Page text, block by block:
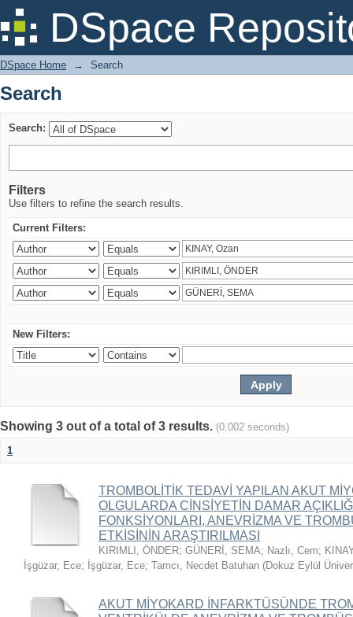
DSpace
Search
DSpace Home → Search
Search
Search:
Filters
Use filters to refine the search results.
Current Filters:
New Filters:
Showing 3 out of a total of 3 results. (0.002 seconds)
1
TROMBOLİTİK TEDAVİ YAPILAN AKUT
OLGULARDA CİNSİYETİN DAMAR
FONKSİYONLARI, ANEVRİZMA VE
ETKİSİNİN ARAŞTIRILMASI
KIRIMLI, ÖNDER; GÜNERİ, SEMA; Nazlı, Cem;
İşgüzar, Ece; İşgüzar, Ece; Tamcı, Necdet Batuhan (Dokuz Eylül
AKUT MİYOKARD İNFARKTÜSÜNDE